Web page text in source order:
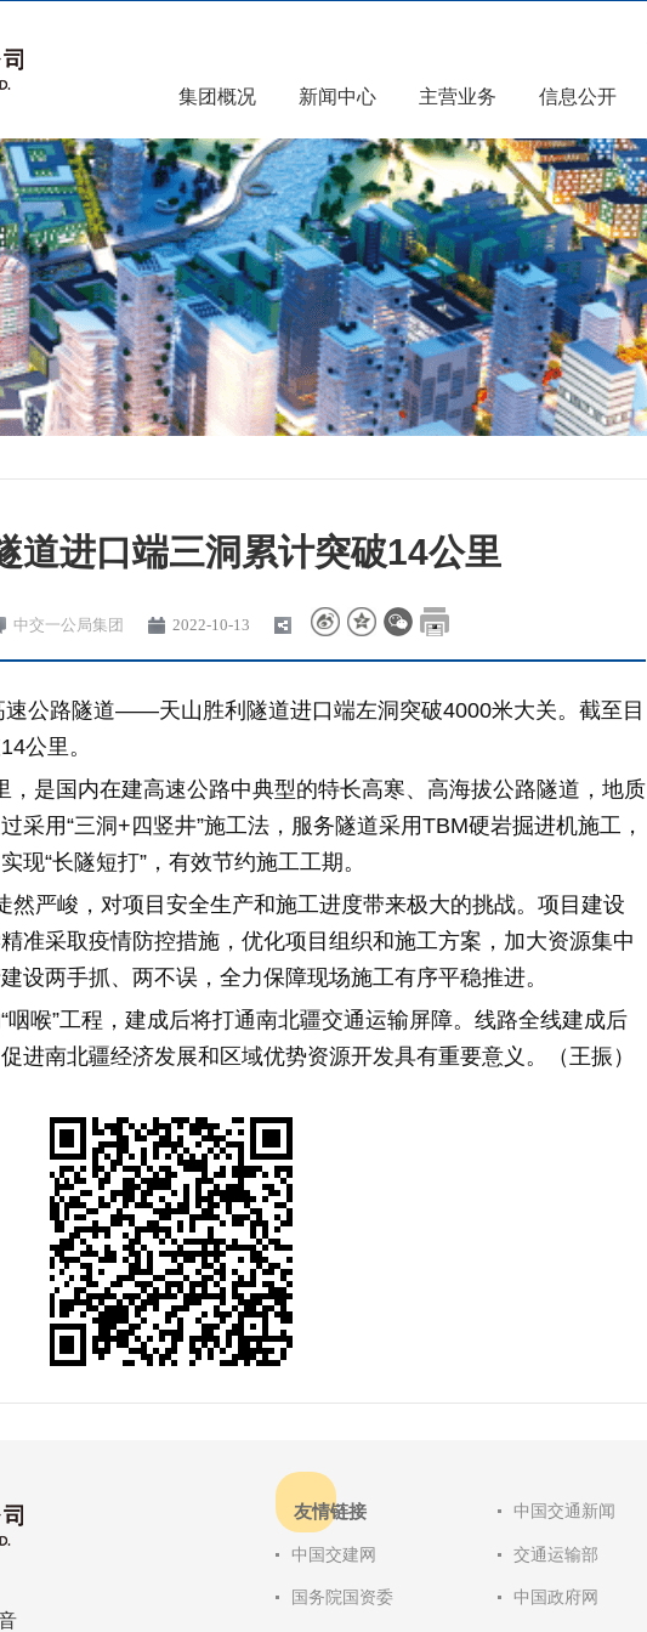
集团概况 新闻中心 主营业务 信息公开
道进口端三洞累计突破14公里
中交一公局集团 2022-10-13
速公路隧道——天山胜利隧道进口端左洞突破4000米大关。截至目
公里。
，是 国内在建高速公路中典型的特长高寒、高海拔公路隧道 ，地质
采用“三洞+四竖井”施工法，服务隧道采用TBM硬岩掘进机施工，
现“长隧短打”，有效节约施工工期。
然严峻，对项目安全生产和施工进度带来极大的挑战。项目建设
准采取疫情防控措施，优化项目组织和施工方案，加大资源集中
设两手抓、两不误，全力保障现场施工有序平稳推进。
咽喉”工程，建成后将打通南北疆交通运输屏障。线路全线建成后
进南北疆经济发展和区域优势资源开发具有重要意义。（王振）
友情链接 中国交通新闻
中国交建网 交通运输部
国务院国资委 中国政府网